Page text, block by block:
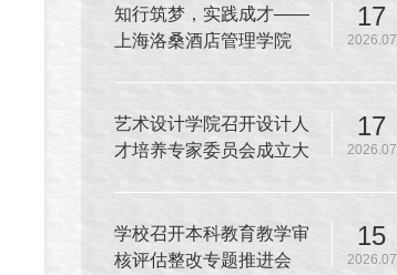
17
2026.07
知行筑梦，实践成才——
上海洛桑酒店管理学院
17
2026.07
艺术设计学院召开设计人
才培养专家委员会成立大
15
2026.07
学校召开本科教育教学审
核评估整改专题推进会